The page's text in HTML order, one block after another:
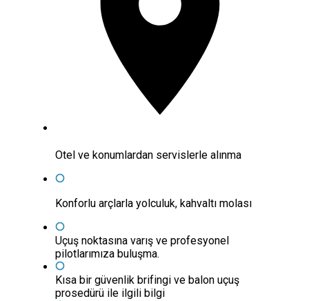
Otel ve konumlardan servislerle alınma
Konforlu arçlarla yolculuk, kahvaltı molası
Uçuş noktasına varış ve profesyonel
pilotlarımıza buluşma.
Kısa bir güvenlik brifingi ve balon uçuş
prosedürü ile ilgili bilgi